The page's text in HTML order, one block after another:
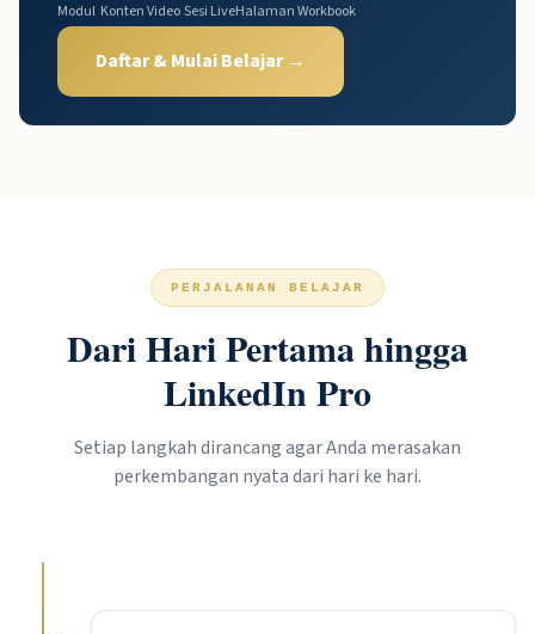
Bergabung ke komunitas alumni eksklusif seumur hidup
Modul Konten Video Sesi LiveHalaman Workbook
Daftar & Mulai Belajar →
PERJALANAN BELAJAR
Dari Hari Pertama hingga
LinkedIn Pro
Setiap langkah dirancang agar Anda merasakan
perkembangan nyata dari hari ke hari.